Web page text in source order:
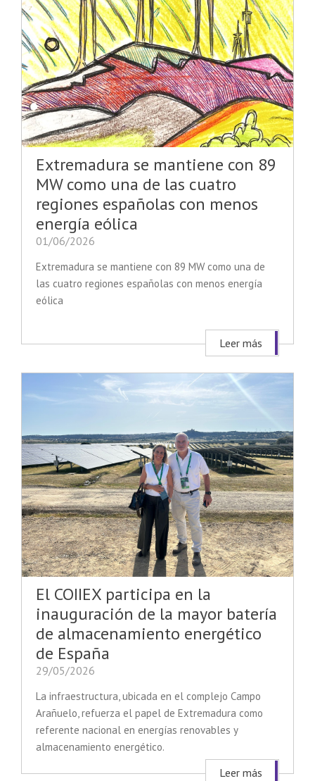
Extremadura se mantiene con 89
MW como una de las cuatro
regiones españolas con menos
energía eólica
01/06/2026
Extremadura se mantiene con 89 MW como una de
las cuatro regiones españolas con menos energía
eólica
Leer más
El COIIEX participa en la
inauguración de la mayor batería
de almacenamiento energético
de España
29/05/2026
La infraestructura, ubicada en el complejo Campo
Arañuelo, refuerza el papel de Extremadura como
referente nacional en energías renovables y
almacenamiento energético.
Leer más